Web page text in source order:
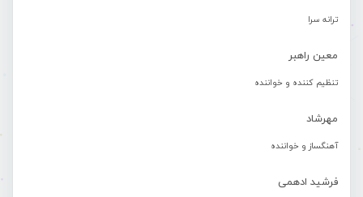
ترانه سرا
معین راهبر
تنظیم کننده و خواننده
مهرشاد
آهنگساز و خواننده
فرشید ادهمی